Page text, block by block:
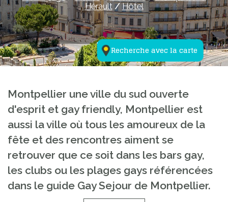
Recherche avec la carte
Hérault/Hôtel
Montpellier une ville du sud ouverte
d'esprit et gay friendly, Montpellier est
aussi la ville où tous les amoureux de la
fête et des rencontres aiment se
retrouver que ce soit dans les bars gay,
les clubs ou les plages gays référencées
dans le guide Gay Sejour de Montpellier.